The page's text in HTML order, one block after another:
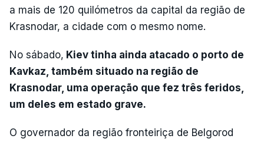
a mais de 120 quilómetros da capital da região de
Krasnodar, a cidade com o mesmo nome.
No sábado, Kiev tinha ainda atacado o porto de
Kavkaz, também situado na região de
Krasnodar, uma operação que fez três feridos,
um deles em estado grave.
O governador da região fronteiriça de Belgorod